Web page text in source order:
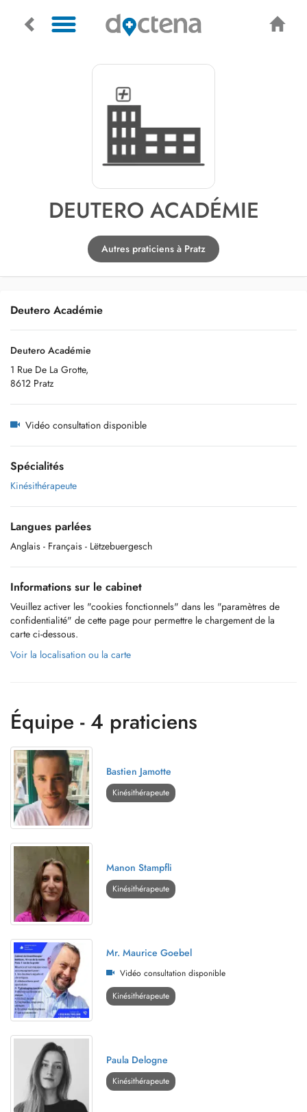
DEUTERO ACADÉMIE
Autres praticiens à Pratz
Deutero Académie
Deutero Académie
1 Rue De La Grotte,
8612 Pratz
Vidéo consultation disponible
Spécialités
Kinésithérapeute
Langues parlées
Anglais - Français - Lëtzebuergesch
Informations sur le cabinet
Veuillez activer les "cookies fonctionnels" dans les "paramètres de
confidentialité" de cette page pour permettre le chargement de la
carte ci-dessous.
Voir la localisation ou la carte
Équipe - 4 praticiens
Bastien Jamotte
Kinésithérapeute
Manon Stampfli
Kinésithérapeute
Mr. Maurice Goebel
Vidéo consultation disponible
Kinésithérapeute
Paula Delogne
Kinésithérapeute